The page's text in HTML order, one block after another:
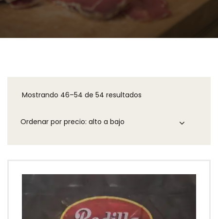
Mostrando 46–54 de 54 resultados
a